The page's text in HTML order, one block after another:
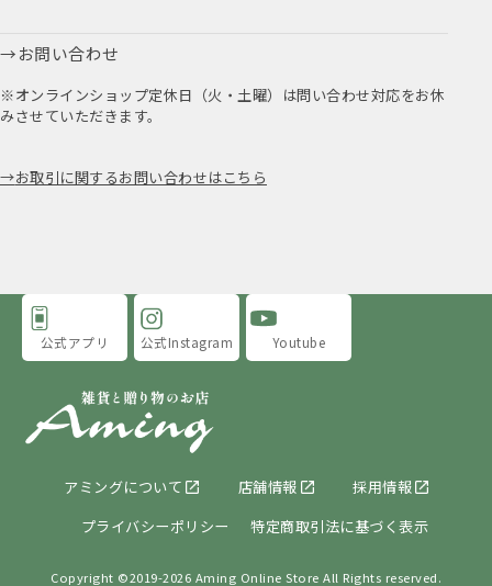
お問い合わせ
※オンラインショップ定休日（火・土曜）は問い合わせ対応をお休
みさせていただきます。
お取引に関するお問い合わせはこちら
アミングについて 店舗情報
採用情報
プライバシーポリシー
特定商取引法に基づく表示
Copyright ©2019-2026 Aming Online Store All Rights reserved.
公式アプリ 公式Instagram Youtube